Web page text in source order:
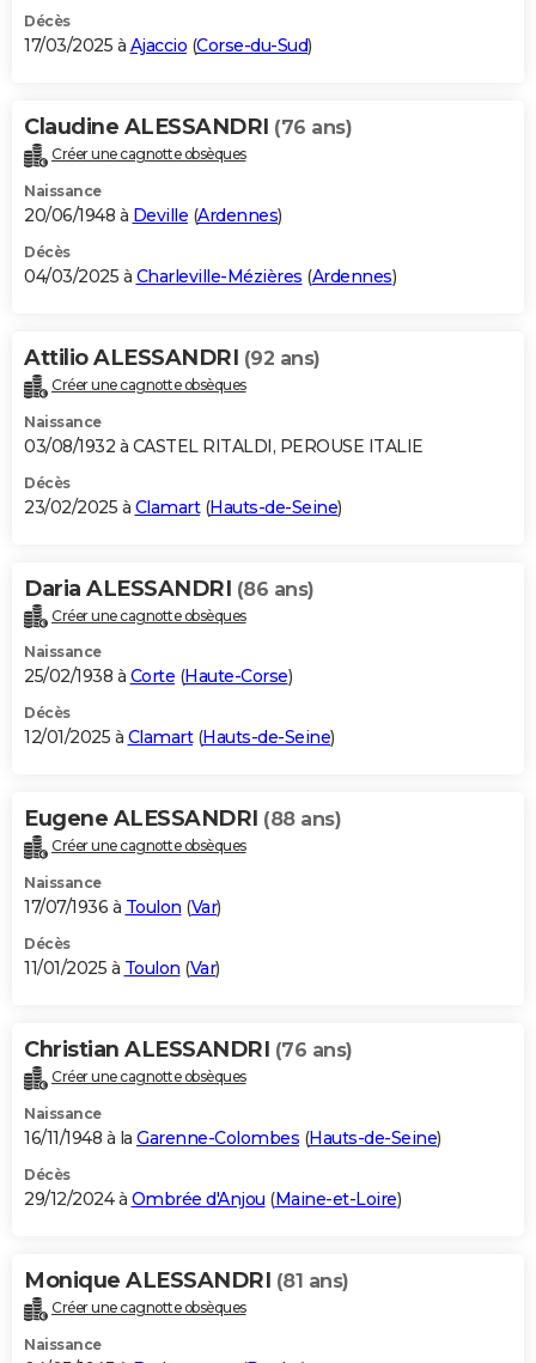
Décès
17/03/2025 à Ajaccio (Corse-du-Sud)
Claudine ALESSANDRI (76 ans)
Créer une cagnotte obsèques
Naissance
20/06/1948 à Deville (Ardennes)
Décès
04/03/2025 à Charleville-Mézières (Ardennes)
Attilio ALESSANDRI (92 ans)
Créer une cagnotte obsèques
Naissance
03/08/1932 à CASTEL RITALDI, PEROUSE ITALIE
Décès
23/02/2025 à Clamart(Hauts-de-Seine)
Daria ALESSANDRI (86 ans)
Créer une cagnotte obsèques
Naissance
25/02/1938 à Corte (Haute-Corse)
Décès
12/01/2025 à Clamart(Hauts-de-Seine)
Eugene ALESSANDRI (88 ans)
Créer une cagnotte obsèques
Naissance
17/07/1936 à Toulon (Var)
Décès
11/01/2025 à Toulon (Var)
Christian ALESSANDRI (76 ans)
Créer une cagnotte obsèques
Naissance
16/11/1948 à la Garenne-Colombes (Hauts-de-Seine)
Décès
29/12/2024 à Ombrée d'Anjou (Maine-et-Loire)
Monique ALESSANDRI (81 ans)
Créer une cagnotte obsèques
Naissance